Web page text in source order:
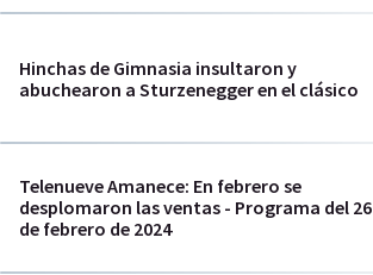
Hinchas de Gimnasia insultaron y
abuchearon a Sturzenegger en el clásico
Telenueve Amanece: En febrero se
desplomaron las ventas - Programa del 26
de febrero de 2024